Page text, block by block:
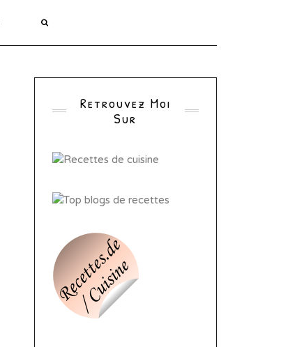
Retrouvez Moi
Sur